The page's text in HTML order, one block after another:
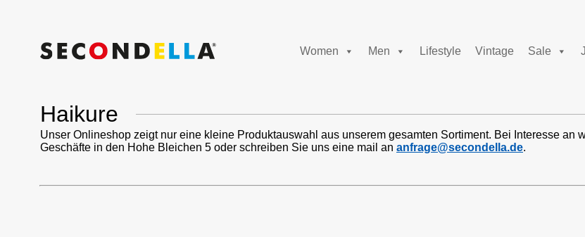
Women Men Lifestyle Vintage Sale
Haikure
Unser Onlineshop zeigt nur eine kleine Produktauswahl aus unserem gesamten Sortiment. Bei Interesse an
Geschäfte in den Hohe Bleichen 5 oder schreiben Sie uns eine mail an anfrage@secondella.de.